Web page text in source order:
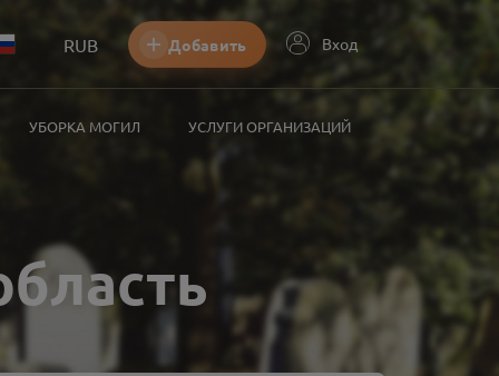
RUB Добавить Вход
УБОРКА МОГИЛ УСЛУГИ ОРГАНИЗАЦИЙ